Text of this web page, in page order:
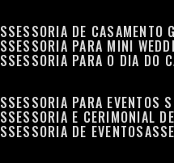
ASSESSORIA DE CASAMENTO
ASSESSORIA PARA MINI
ASSESSORIA PARA O DIA DO
ASSESSORIA PARA EVENTOS
ASSESSORIA E CERIMONIAL
ASSESSORIA DE EVENTOS